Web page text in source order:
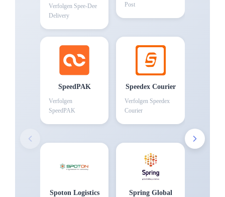
Verfolgen Spee-Dee
Delivery
Post
SpeedPAK
Verfolgen
SpeedPAK
Speedex Courier
Verfolgen Speedex
Courier
Spoton Logistics
Spring Global